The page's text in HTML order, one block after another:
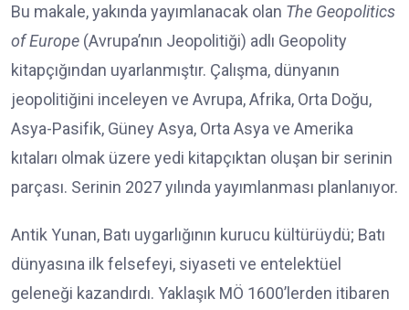
Bu makale, yakında yayımlanacak olan The Geopolitics
of Europe (Avrupa’nın Jeopolitiği) adlı Geopolity
kitapçığından uyarlanmıştır. Çalışma, dünyanın
jeopolitiğini inceleyen ve Avrupa, Afrika, Orta Doğu,
Asya-Pasifik, Güney Asya, Orta Asya ve Amerika
kıtaları olmak üzere yedi kitapçıktan oluşan bir serinin
parçası. Serinin 2027 yılında yayımlanması planlanıyor.
Antik Yunan, Batı uygarlığının kurucu kültürüydü; Batı
dünyasına ilk felsefeyi, siyaseti ve entelektüel
geleneği kazandırdı. Yaklaşık MÖ 1600’lerden itibaren